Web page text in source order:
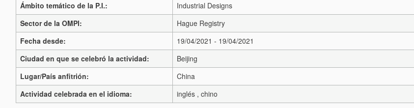
Ámbito temático de la P.I.:
Industrial Designs
Sector de la OMPI:
Hague Registry
Fecha desde:
19/04/2021 - 19/04/2021
Ciudad en que se celebró la actividad:
Beijing
Lugar/País anfitrión:
China
Actividad celebrada en el idioma:
inglés , chino